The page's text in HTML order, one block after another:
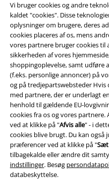
Vi bruger cookies og andre
kaldet "cookies". Disse
oplysninger om brugere, deres
cookies placeres af os, mens
vores partnere bruger cookies til
sikkerheden af ​​vores
shoppingoplevelse, samt udføre
(f.eks. personlige annoncer) på
og på tredjepartswebsteder Hvis
med partnere, der er underlagt
henhold til gældende EU-
cookies fra os og vores
ved at klikke på "Afvis alle" - i
cookies blive brugt. Du kan også
præferencer ved at klikke på "
tilbagekalde eller ændre dit
indstillinger. Besøg
databeskyttelse.
Download den nye EMP app
og
A Warner